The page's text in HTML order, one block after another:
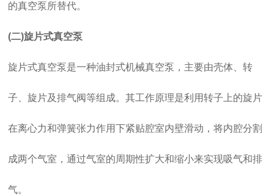
的真空泵所替代。
(二)旋片式真空泵
旋片式真空泵是一种油封式机械真空泵，主要由壳体、转
子、旋片及排气阀等组成。其工作原理是利用转子上的旋片
在离心力和弹簧张力作用下紧贴腔室内壁滑动，将内腔分割
成两个气室，通过气室的周期性扩大和缩小来实现吸气和排
气。